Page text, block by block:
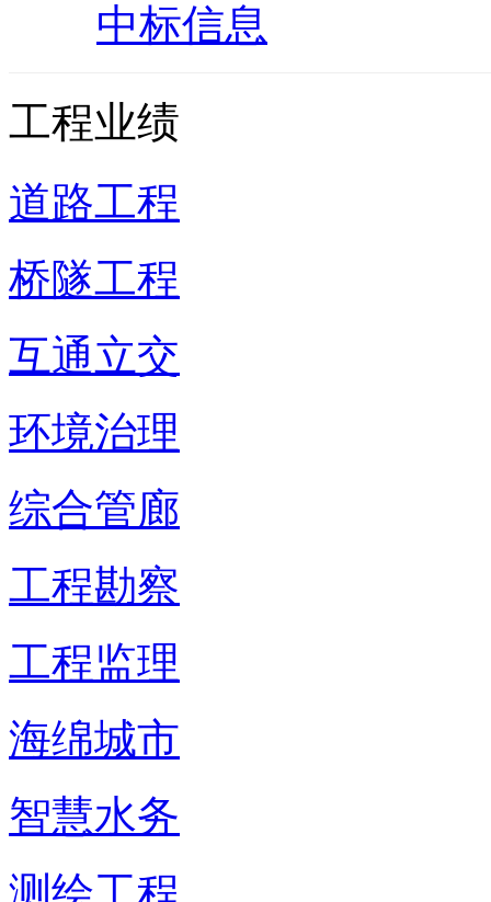
中标信息
工程业绩
道路工程
桥隧工程
互通立交
环境治理
综合管廊
工程勘察
工程监理
海绵城市
智慧水务
测绘工程